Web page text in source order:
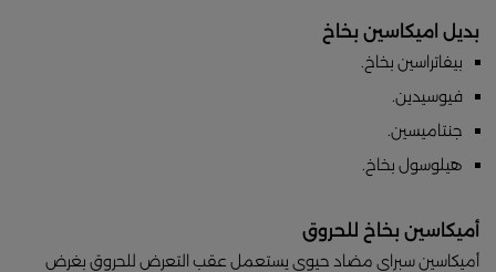
بديل اميكاسين بخاخ
بيفاتراسين بخاخ.
فيوسيدين.
جنتاميسين.
هيلوسول بخاخ.
أميكاسين بخاخ للحروق
أميكاسين سبراي مضاد حيوي يستعمل عقب التعرض للحروق بغرض